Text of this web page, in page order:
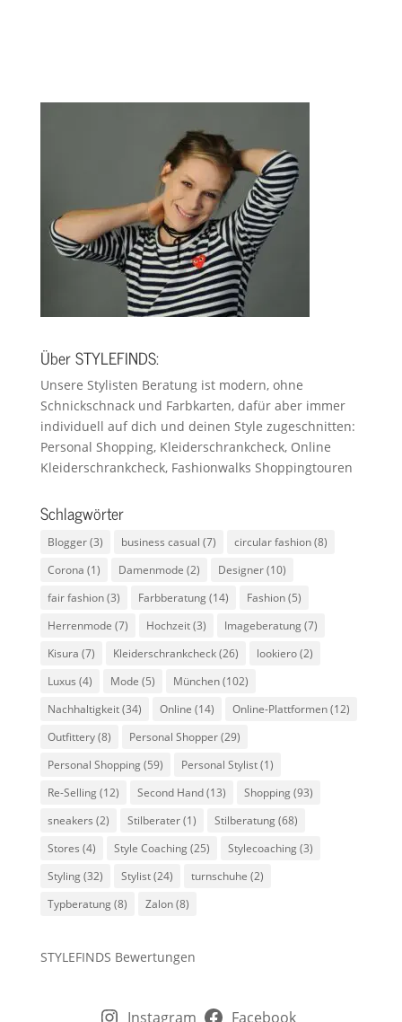
Über STYLEFINDS:
Unsere Stylisten Beratung ist modern, ohne
Schnickschnack und Farbkarten, dafür aber immer
individuell auf dich und deinen Style zugeschnitten:
Personal Shopping, Kleiderschrankcheck, Online
Kleiderschrankcheck, Fashionwalks Shoppingtouren
Schlagwörter
Blogger(3) business casual (7) circular fashion(8)
Corona (1) Damenmode (2) Designer(10)
fair fashion(3) Farbberatung(14) Fashion(5)
Herrenmode (7) Hochzeit(3) Imageberatung(7)
Kisura (7) Kleiderschrankcheck(26) lookiero(2)
Luxus (4) Mode (5) München(102)
Nachhaltigkeit(34) Online (14) Online-Plattformen(12)
Outfittery(8) Personal Shopper(29)
Personal Shopping(59) Personal Stylist(1)
Re-Selling(12) Second Hand(13) Shopping(93)
sneakers (2) Stilberater(1) Stilberatung(68)
Stores (4) Style Coaching(25) Stylecoaching(3)
Styling(32) Stylist(24) turnschuhe (2)
Typberatung(8) Zalon(8)
STYLEFINDS Bewertungen
Instagram Facebook